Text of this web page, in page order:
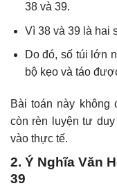
38 và 39.
Vì 38 và 39 là hai
Do đó, số túi lớn
bộ kẹo và táo
Bài toán này không
còn rèn luyện tư
vào thực tế.
2. Ý Nghĩa Văn
39